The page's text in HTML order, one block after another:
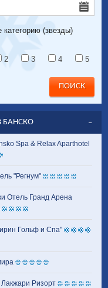
категорию (звезды)
2 3 4 5
БАНСКО
Spa & Relax Aparthotel
"Регнум"
Отель Гранд Арена
Гольф и Спа"
Ризорт